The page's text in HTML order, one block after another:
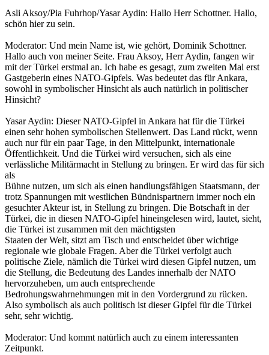
Asli Aksoy/Pia Fuhrhop/Yasar Aydin: Hallo Herr Schottner. Hallo,
schön hier zu sein.
Moderator: Und mein Name ist, wie gehört, Dominik Schottner.
Hallo auch von meiner Seite. Frau Aksoy, Herr Aydin, fangen wir
mit der Türkei erstmal an. Ich habe es gesagt, zum zweiten Mal erst
Gastgeberin eines NATO-Gipfels. Was bedeutet das für Ankara,
sowohl in symbolischer Hinsicht als auch natürlich in politischer
Hinsicht?
Yasar Aydin: Dieser NATO-Gipfel in Ankara hat für die Türkei
einen sehr hohen symbolischen Stellenwert. Das Land rückt, wenn
auch nur für ein paar Tage, in den Mittelpunkt, internationale
Öffentlichkeit. Und die Türkei wird versuchen, sich als eine
verlässliche Militärmacht in Stellung zu bringen. Er wird das für sich
als
Bühne nutzen, um sich als einen handlungsfähigen Staatsmann, der
trotz Spannungen mit westlichen Bündnispartnern immer noch ein
gesuchter Akteur ist, in Stellung zu bringen. Die Botschaft in der
Türkei, die in diesen NATO-Gipfel hineingelesen wird, lautet, sieht,
die Türkei ist zusammen mit den mächtigsten
Staaten der Welt, sitzt am Tisch und entscheidet über wichtige
regionale wie globale Fragen. Aber die Türkei verfolgt auch
politische Ziele, nämlich die Türkei wird diesen Gipfel nutzen, um
die Stellung, die Bedeutung des Landes innerhalb der NATO
hervorzuheben, um auch entsprechende
Bedrohungswahrnehmungen mit in den Vordergrund zu rücken.
Also symbolisch als auch politisch ist dieser Gipfel für die Türkei
sehr, sehr wichtig.
Moderator: Und kommt natürlich auch zu einem interessanten
Zeitpunkt.